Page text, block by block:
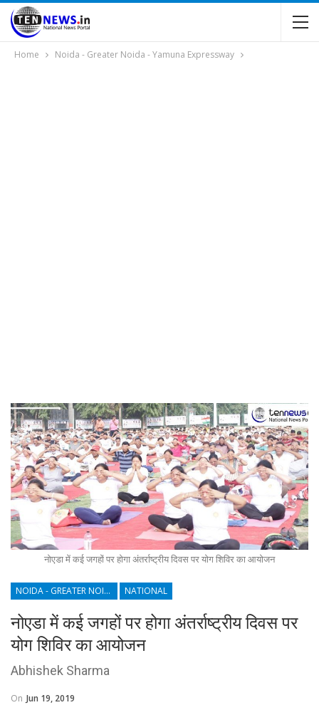
Home Noida - Greater Noida - Yamuna Expressway
नोएडा में कई जगहों पर होगा अंतर्राष्ट्रीय दिवस पर योग शिविर का आयोजन
NOIDA - GREATER NOIDA - YAMUNA EXPRESSWAY NATIONAL
नोएडा में कई जगहों पर होगा अंतर्राष्ट्रीय दिवस पर
योग शिविर का आयोजन
Abhishek Sharma
On Jun 19, 2019